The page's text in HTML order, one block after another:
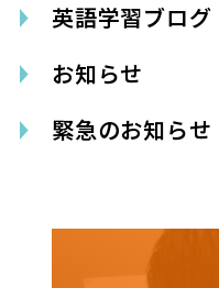
英語学習ブログ
お知らせ
緊急のお知らせ